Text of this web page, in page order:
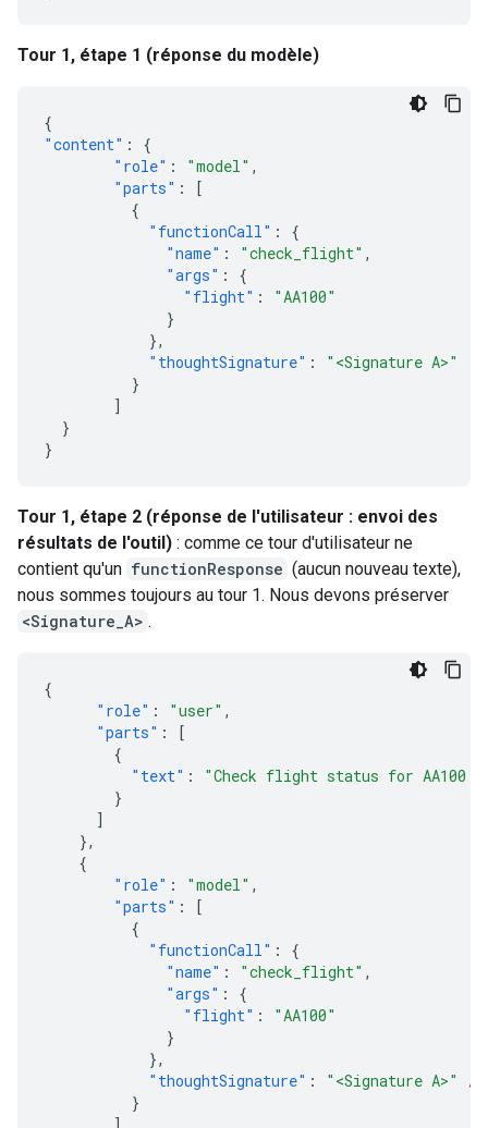
Tour 1, étape 1 (réponse du modèle)
{
"content" :
{
"role" : "model" ,
"parts" :
[
{
"functionCall" :
{
"name" : "check_flight" ,
"args" :
{
"flight" :
"AA100"
}
},
"thoughtSignature" :
"<Signature A>"
}
]
}
}
Tour 1, étape 2 (réponse de l'utilisateur : envoi des
résultats de l'outil) : comme ce tour d'utilisateur ne
contient qu'un functionResponse (aucun nouveau texte),
nous sommes toujours au tour 1. Nous devons préserver
<Signature_A> .
{
"role" : "user" ,
"parts" :
[
{
"text" :
"Check flight status for AA100
}
]
},
{
"role" : "model" ,
"parts" :
[
{
"functionCall" :
{
"name" : "check_flight" ,
"args" :
{
"flight" :
"AA100"
}
},
"thoughtSignature" : "<Signature A>"
//
}